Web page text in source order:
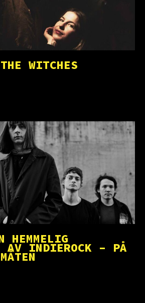
WITCHES
HEMMELIG
AV INDIEROCK – PÅ